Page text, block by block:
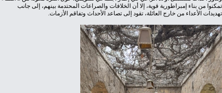
‬تهديدات‭ ‬الأعداء‭ ‬من‭ ‬خارج‭ ‬العائلة،‭ ‬تقود‭ ‬إلى‭ ‬تصاعد‭ ‬الأحداث‭ ‬وتفاقم‭ ‬الأزمات‭.‬